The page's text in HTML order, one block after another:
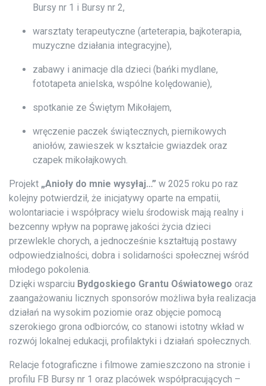
Bursy nr 1 i Bursy nr 2,
warsztaty terapeutyczne (arteterapia, bajkoterapia,
muzyczne działania integracyjne),
zabawy i animacje dla dzieci (bańki mydlane,
fototapeta anielska, wspólne kolędowanie),
spotkanie ze Świętym Mikołajem,
wręczenie paczek świątecznych, piernikowych
aniołów, zawieszek w kształcie gwiazdek oraz
czapek mikołajkowych.
Projekt „Anioły do mnie wysyłaj…” w 2025 roku po raz
kolejny potwierdził, że inicjatywy oparte na empatii,
wolontariacie i współpracy wielu środowisk mają realny i
bezcenny wpływ na poprawę jakości życia dzieci
przewlekle chorych, a jednocześnie kształtują postawy
odpowiedzialności, dobra i solidarności społecznej wśród
młodego pokolenia.
Dzięki wsparciu Bydgoskiego Grantu Oświatowego oraz
zaangażowaniu licznych sponsorów możliwa była realizacja
działań na wysokim poziomie oraz objęcie pomocą
szerokiego grona odbiorców, co stanowi istotny wkład w
rozwój lokalnej edukacji, profilaktyki i działań społecznych.
Relacje fotograficzne i filmowe zamieszczono na stronie i
profilu FB Bursy nr 1 oraz placówek współpracujących –